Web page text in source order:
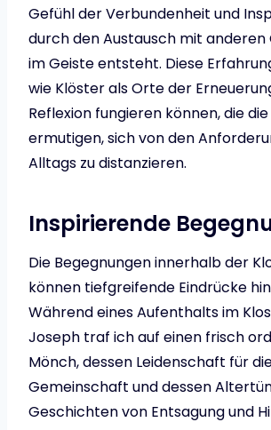
Gefühl der Verbundenheit und
durch den Austausch mit
im Geiste entsteht. Diese
wie Klöster als Orte der
Reflexion fungieren können, die
ermutigen, sich von den
Alltags zu distanzieren.
Inspirierende
Die Begegnungen innerhalb der
können tiefgreifende Eindrücke
Während eines Aufenthalts im
Joseph traf ich auf einen frisch
Mönch, dessen Leidenschaft für
Gemeinschaft und dessen
Geschichten von Entsagung und